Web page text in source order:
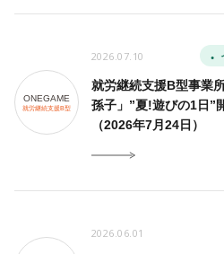
2026.07.10
ONEGAME
就労継続支援B型
就労継続支援B型事業
孫子」”夏!遊びの1日”
（2026年7月24日）
2026.06.01